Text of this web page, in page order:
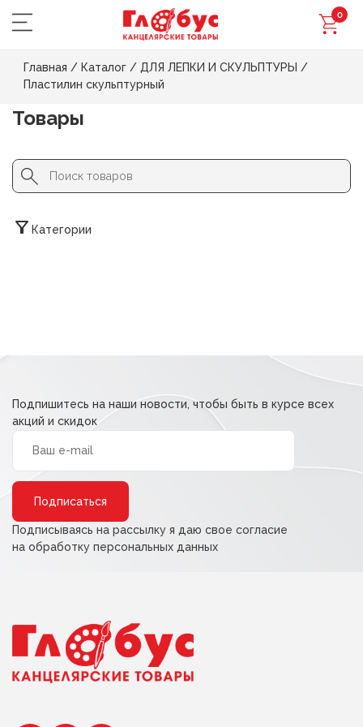
0
Главная / Каталог / ДЛЯ ЛЕПКИ И СКУЛЬПТУРЫ /
Пластилин скульптурный
Товары
Search
for:
Button
Категории
Подпишитесь на наши новости, чтобы быть в курсе всех
акций и скидок
Подписываясь на рассылку я даю свое согласие
на обработку персональных данных